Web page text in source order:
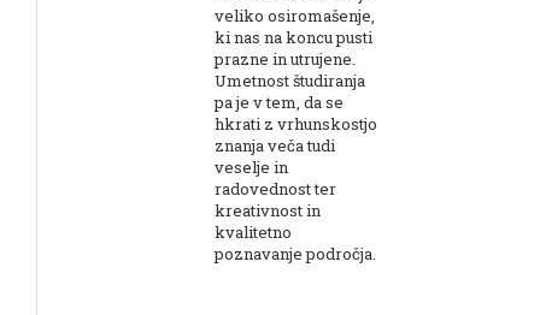
veliko osiromašenje,
ki nas na koncu pusti
prazne in utrujene.
Umetnost študiranja
pa je v tem, da se
hkrati z vrhunskostjo
znanja veča tudi
veselje in
radovednost ter
kreativnost in
kvalitetno
poznavanje področja.